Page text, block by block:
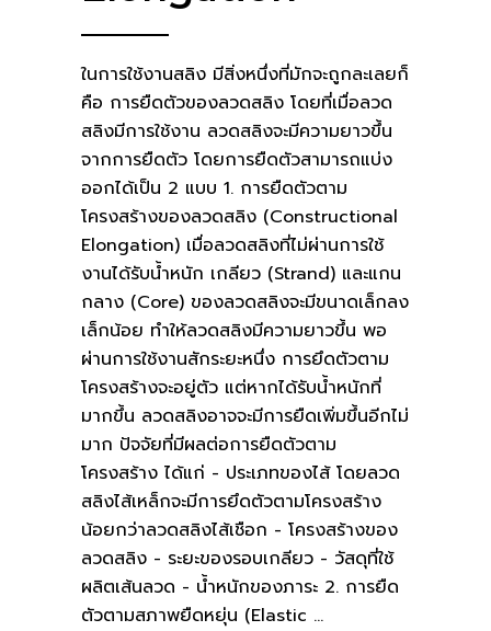
ในการใช้งานสลิง มีสิ่งหนึ่งที่มักจะถูกละเลยก็
คือ การยืดตัวของลวดสลิง โดยที่เมื่อลวด
สลิงมีการใช้งาน ลวดสลิงจะมีความยาวขึ้น
จากการยืดตัว โดยการยืดตัวสามารถแบ่ง
ออกได้เป็น 2 แบบ 1. การยืดตัวตาม
โครงสร้างของลวดสลิง (Constructional
Elongation) เมื่อลวดสลิงที่ไม่ผ่านการใช้
งานได้รับน้ำหนัก เกลียว (Strand) และแกน
กลาง (Core) ของลวดสลิงจะมีขนาดเล็กลง
เล็กน้อย ทำให้ลวดสลิงมีความยาวขึ้น พอ
ผ่านการใช้งานสักระยะหนึ่ง การยึดตัวตาม
โครงสร้างจะอยู่ตัว แต่หากได้รับน้ำหนักที่
มากขึ้น ลวดสลิงอาจจะมีการยืดเพิ่มขึ้นอีกไม่
มาก ปัจจัยที่มีผลต่อการยืดตัวตาม
โครงสร้าง ได้แก่ - ประเภทของไส้ โดยลวด
สลิงไส้เหล็กจะมีการยึดตัวตามโครงสร้าง
น้อยกว่าลวดสลิงไส้เชือก - โครงสร้างของ
ลวดสลิง - ระยะของรอบเกลียว - วัสดุที่ใช้
ผลิตเส้นลวด - น้ำหนักของภาระ 2. การยืด
ตัวตามสภาพยืดหยุ่น (Elastic